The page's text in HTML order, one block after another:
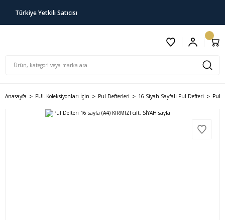
Türkiye Yetkili Satıcısı
Anasayfa PUL Koleksiyonları İçin Pul Defterleri 16 Siyah Sayfalı Pul Defteri Pul